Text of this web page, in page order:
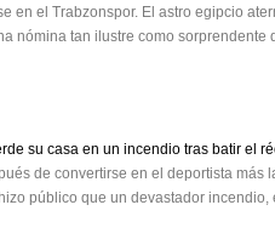
en el Trabzonspor. El astro egipcio
nómina tan ilustre como
su casa en un incendio tras batir el
de convertirse en el deportista más
público que un devastador